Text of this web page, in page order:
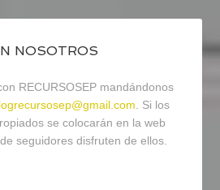
NOSOTROS
RECURSOSEP mandándonos
. Si los
se colocarán en la web
seguidores disfruten de ellos.